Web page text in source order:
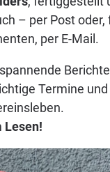
– per Post oder,
per E-Mail.
Termine
Lesen!